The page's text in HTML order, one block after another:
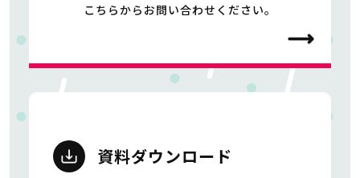
こちらからお問い合わせください。
資料ダウンロード